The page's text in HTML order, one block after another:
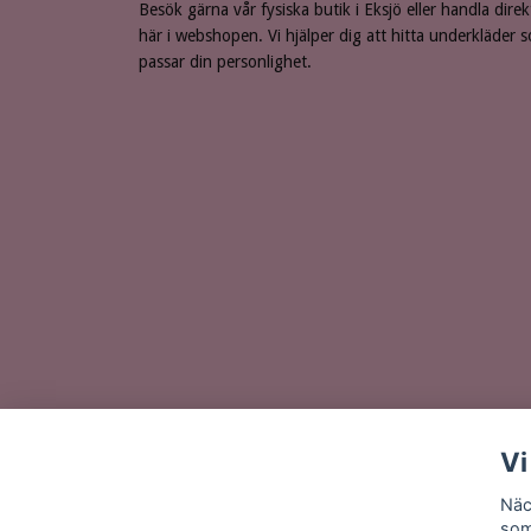
Besök gärna vår fysiska butik i Eksjö eller handla
här i webshopen. Vi hjälper dig att hitta underkläder
passar din personlighet.